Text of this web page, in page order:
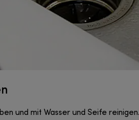
und mit Wasser und Seife